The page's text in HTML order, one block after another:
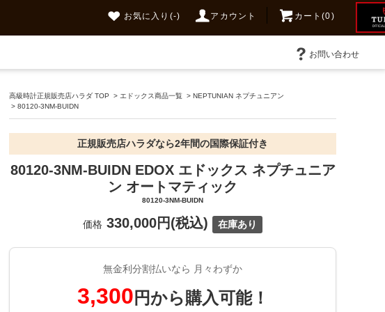
お気に入り (-) アカウント カート(0)
お問い合わせ
高級時計正規販売店ハラダ TOP >エドックス商品一覧 >NEPTUNIAN ネプチュニアン
>80120-3NM-BUIDN
正規販売店ハラダなら2年間の国際保証付き
80120-3NM-BUIDN EDOX エドックス ネプチュニア
ン オートマティック
80120-3NM-BUIDN
価格 330,000円(税込) 在庫あり
無金利分割払いなら 月々わずか
3,300 円から購入可能！